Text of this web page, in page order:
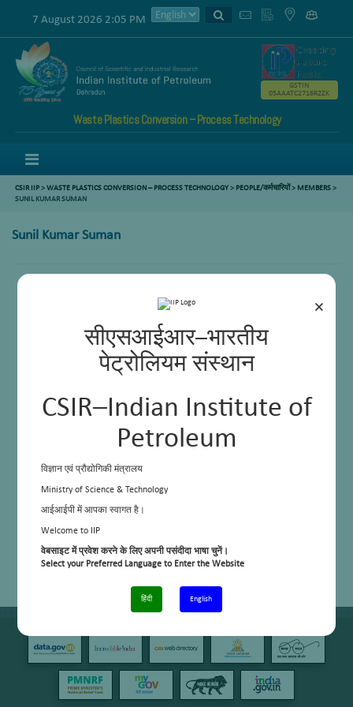
×
सीएसआईआर–भारतीय
पेट्रोलियम संस्थान
CSIR–Indian Institute of
Petroleum
विज्ञान एवं प्रौद्योगिकी मंत्रालय
Ministry of Science & Technology
आईआईपी में आपका स्वागत है।
Welcome to IIP
वेबसाइट में प्रवेश करने के लिए अपनी पसंदीदा भाषा चुनें।
Select your Preferred Language to Enter the Website
हिंदी English
7 August 2026 2:05 PM
Waste Plastics Conversion – Process Technology
GSTIN
05AAATC2716R2ZK
CSIR IIP>WASTE PLASTICS CONVERSION – PROCESS TECHNOLOGY> PEOPLE/कर्मचारियों> MEMBERS>
SUNIL KUMAR SUMAN
Sunil Kumar Suman